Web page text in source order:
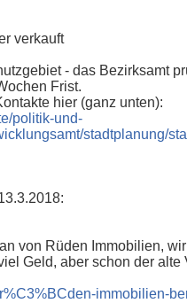
verkauft
- das Bezirksamt
Frist.
hier (ganz unten):
politik-und-
stadtplanung/
von Rüden Immobilien,
Geld, aber schon der alte
immobilien-